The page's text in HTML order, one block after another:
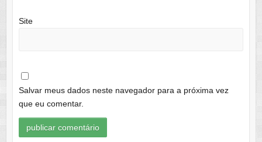
Site
Salvar meus dados neste navegador para a próxima vez
que eu comentar.